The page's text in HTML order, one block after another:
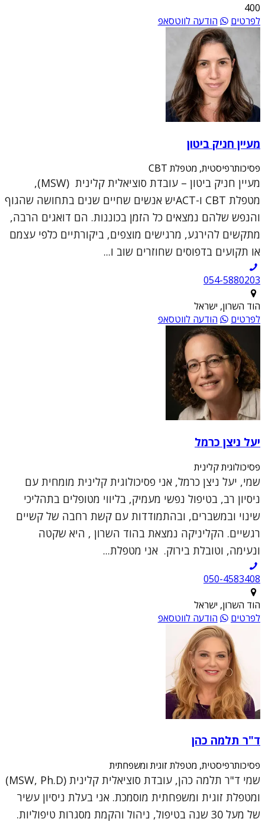
400
לפרטים
הודעה לווטסאפ
מעיין חניק ביטון
פסיכותרפיסטית, מטפלת CBT
מעיין חניק ביטון – עובדת סוציאלית קלינית (MSW),
מטפלת CBT ו-ACTיש אנשים שחיים שנים בתחושה שהגוף
והנפש שלהם נמצאים כל הזמן בכוננות. הם דואגים הרבה,
מתקשים להירגע, מרגישים מוצפים, ביקורתיים כלפי עצמם
או תקועים בדפוסים שחוזרים שוב ו...
054-5880203
הוד השרון, ישראל
לפרטים
הודעה לווטסאפ
יעל ניצן כרמל
פסיכולוגית קלינית
שמי, יעל ניצן כרמל, אני פסיכולוגית קלינית מומחית עם
ניסיון רב, בטיפול נפשי מעמיק, בליווי מטופלים בתהליכי
שינוי ובמשברים, ובהתמודדות עם קשת רחבה של קשיים
רגשיים. הקליניקה נמצאת בהוד השרון , היא שקטה
ונעימה, וטובלת בירוק. אני מטפלת...
050-4583408
הוד השרון, ישראל
לפרטים
הודעה לווטסאפ
ד"ר תלמה כהן
פסיכותרפיסטית, מטפלת זוגית ומשפחתית
שמי ד"ר תלמה כהן, עובדת סוציאלית קלינית (MSW, Ph.D)
ומטפלת זוגית ומשפחתית מוסמכת. אני בעלת ניסיון עשיר
של מעל 30 שנה בטיפול, ניהול והקמת מסגרות טיפוליות.